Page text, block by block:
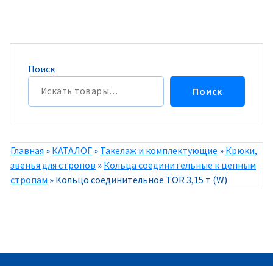
Поиск
Поиск
Главная » КАТАЛОГ » Такелаж и комплектующие » Крюки,
звенья для стропов » Кольца соединительные к цепным
стропам » Кольцо соединительное TOR 3,15 т (W)